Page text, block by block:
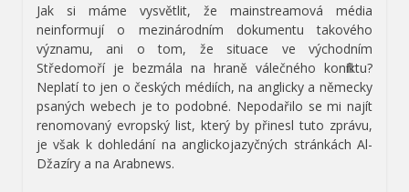
Jak si máme vysvětlit, že mainstreamová média
neinformují o mezinárodním dokumentu takového
významu, ani o tom, že situace ve východním
Středomoří je bezmála na hraně válečného konfliktu?
Neplatí to jen o českých médiích, na anglicky a německy
psaných webech je to podobné. Nepodařilo se mi najít
renomovaný evropský list, který by přinesl tuto zprávu,
je však k dohledání na anglickojazyčných stránkách Al-
Džazíry a na Arabnews.